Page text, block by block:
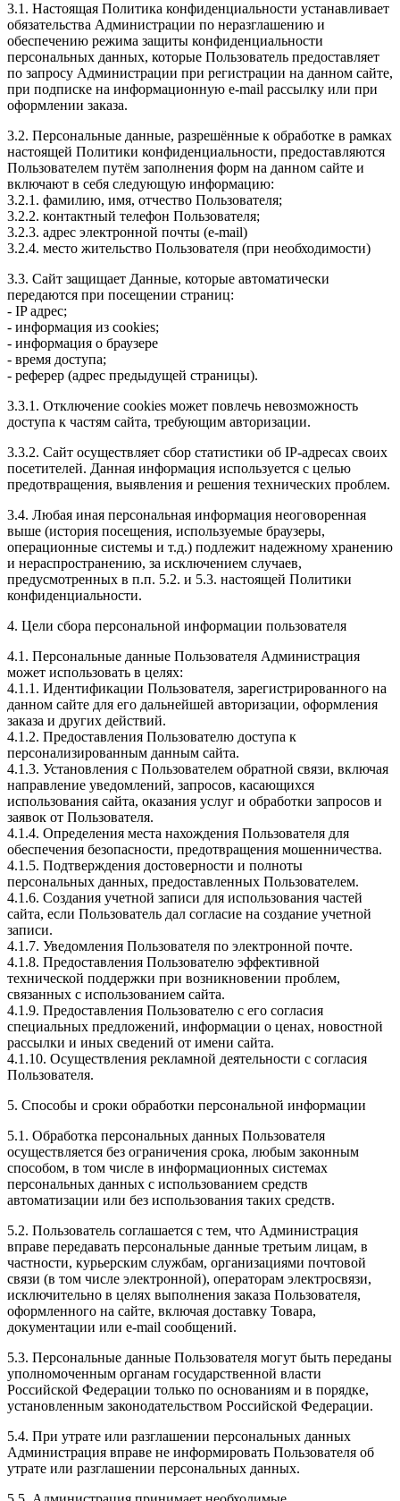
3.1. Настоящая Политика конфиденциальности устанавливает
обязательства Администрации по неразглашению и
обеспечению режима защиты конфиденциальности
персональных данных, которые Пользователь предоставляет
по запросу Администрации при регистрации на данном сайте,
при подписке на информационную e-mail рассылку или при
оформлении заказа.
3.2. Персональные данные, разрешённые к обработке в рамках
настоящей Политики конфиденциальности, предоставляются
Пользователем путём заполнения форм на данном сайте и
включают в себя следующую информацию:
3.2.1. фамилию, имя, отчество Пользователя;
3.2.2. контактный телефон Пользователя;
3.2.3. адрес электронной почты (e-mail)
3.2.4. место жительство Пользователя (при необходимости)
3.3. Сайт защищает Данные, которые автоматически
передаются при посещении страниц:
- IP адрес;
- информация из cookies;
- информация о браузере
- время доступа;
- реферер (адрес предыдущей страницы).
3.3.1. Отключение cookies может повлечь невозможность
доступа к частям сайта, требующим авторизации.
3.3.2. Сайт осуществляет сбор статистики об IP-адресах своих
посетителей. Данная информация используется с целью
предотвращения, выявления и решения технических проблем.
3.4. Любая иная персональная информация неоговоренная
выше (история посещения, используемые браузеры,
операционные системы и т.д.) подлежит надежному хранению
и нераспространению, за исключением случаев,
предусмотренных в п.п. 5.2. и 5.3. настоящей Политики
конфиденциальности.
4. Цели сбора персональной информации пользователя
4.1. Персональные данные Пользователя Администрация
может использовать в целях:
4.1.1. Идентификации Пользователя, зарегистрированного на
данном сайте для его дальнейшей авторизации, оформления
заказа и других действий.
4.1.2. Предоставления Пользователю доступа к
персонализированным данным сайта.
4.1.3. Установления с Пользователем обратной связи, включая
направление уведомлений, запросов, касающихся
использования сайта, оказания услуг и обработки запросов и
заявок от Пользователя.
4.1.4. Определения места нахождения Пользователя для
обеспечения безопасности, предотвращения мошенничества.
4.1.5. Подтверждения достоверности и полноты
персональных данных, предоставленных Пользователем.
4.1.6. Создания учетной записи для использования частей
сайта, если Пользователь дал согласие на создание учетной
записи.
4.1.7. Уведомления Пользователя по электронной почте.
4.1.8. Предоставления Пользователю эффективной
технической поддержки при возникновении проблем,
связанных с использованием сайта.
4.1.9. Предоставления Пользователю с его согласия
специальных предложений, информации о ценах, новостной
рассылки и иных сведений от имени сайта.
4.1.10. Осуществления рекламной деятельности с согласия
Пользователя.
5. Способы и сроки обработки персональной информации
5.1. Обработка персональных данных Пользователя
осуществляется без ограничения срока, любым законным
способом, в том числе в информационных системах
персональных данных с использованием средств
автоматизации или без использования таких средств.
5.2. Пользователь соглашается с тем, что Администрация
вправе передавать персональные данные третьим лицам, в
частности, курьерским службам, организациями почтовой
связи (в том числе электронной), операторам электросвязи,
исключительно в целях выполнения заказа Пользователя,
оформленного на сайте, включая доставку Товара,
документации или e-mail сообщений.
5.3. Персональные данные Пользователя могут быть переданы
уполномоченным органам государственной власти
Российской Федерации только по основаниям и в порядке,
установленным законодательством Российской Федерации.
5.4. При утрате или разглашении персональных данных
Администрация вправе не информировать Пользователя об
утрате или разглашении персональных данных.